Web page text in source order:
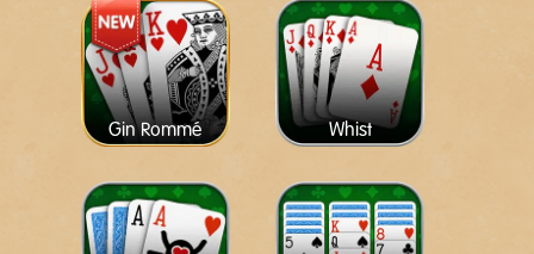
Gin Rommé Whist